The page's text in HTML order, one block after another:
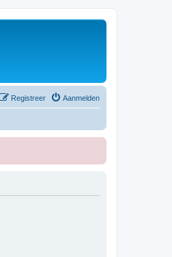
Aanmelden
Registreer